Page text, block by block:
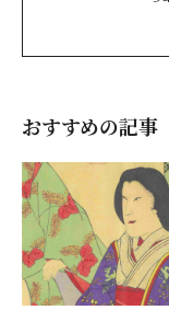
おすすめの記事